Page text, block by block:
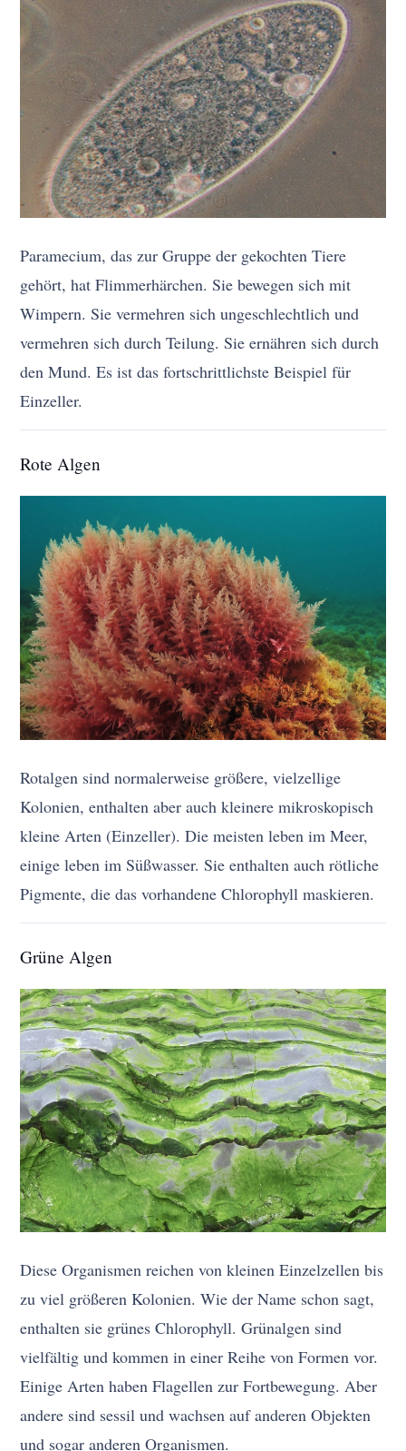
Paramecium, das zur Gruppe der gekochten Tiere
gehört, hat Flimmerhärchen. Sie bewegen sich mit
Wimpern. Sie vermehren sich ungeschlechtlich und
vermehren sich durch Teilung. Sie ernähren sich durch
den Mund. Es ist das fortschrittlichste Beispiel für
Einzeller.
Rote Algen
Rotalgen sind normalerweise größere, vielzellige
Kolonien, enthalten aber auch kleinere mikroskopisch
kleine Arten (Einzeller). Die meisten leben im Meer,
einige leben im Süßwasser. Sie enthalten auch rötliche
Pigmente, die das vorhandene Chlorophyll maskieren.
Grüne Algen
Diese Organismen reichen von kleinen Einzelzellen bis
zu viel größeren Kolonien. Wie der Name schon sagt,
enthalten sie grünes Chlorophyll. Grünalgen sind
vielfältig und kommen in einer Reihe von Formen vor.
Einige Arten haben Flagellen zur Fortbewegung. Aber
andere sind sessil und wachsen auf anderen Objekten
und sogar anderen Organismen.